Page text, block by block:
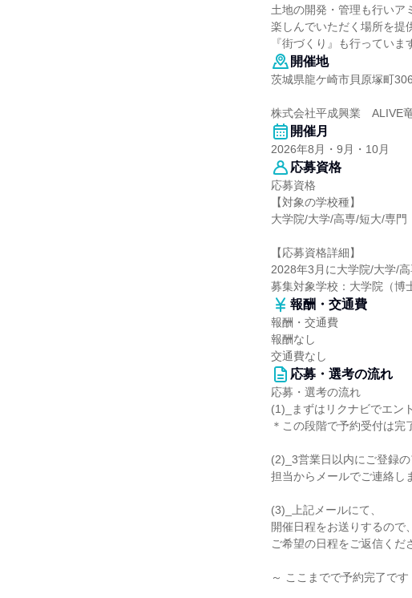
土地の開発・管理も行いア
楽しんでいただく場所を提
『街づくり』も行っていま
開催地
茨城県龍ケ崎市貝原塚町
株式会社平成興業 ALIVE
開催月
2026年8月・9月・10月
応募資格
応募資格
【対象の学校種】
大学院/大学/高専/短大/専門
【応募資格詳細】
2028年3月に大学院/大学/
募集対象学校：大学院（博
報酬・交通費
報酬・交通費
報酬なし
交通費なし
応募・選考の流れ
応募・選考の流れ
(1)_まずはリクナビでエン
＊この段階で予約受付は完
(2)_3営業日以内にご登録
担当からメールでご連絡し
(3)_上記メールにて、
開催日程をお送りするので、
ご希望の日程をご返信くだ
～ ここまでで予約完了です